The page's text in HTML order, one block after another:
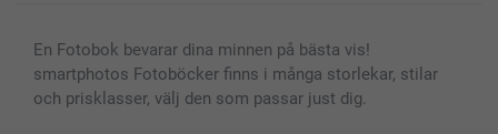
En Fotobok bevarar dina minnen på bästa vis!
smartphotos Fotoböcker finns i många storlekar, stilar
och prisklasser, välj den som passar just dig.